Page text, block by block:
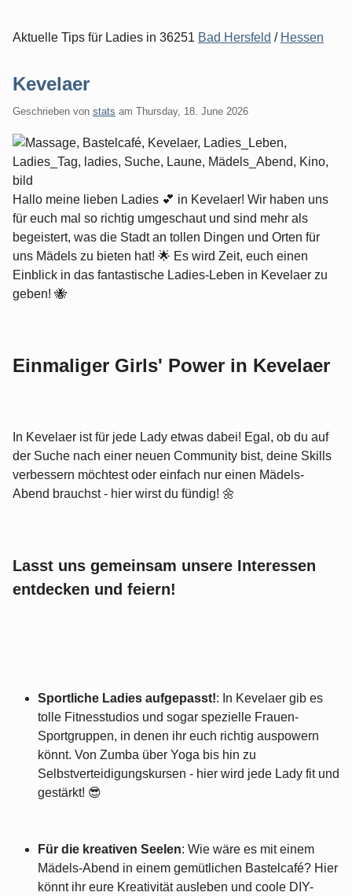
Aktuelle Tips für Ladies in 36251 Bad Hersfeld / Hessen
Kevelaer
Geschrieben von stats am Thursday, 18. June 2026
Hallo meine lieben Ladies 💕 in Kevelaer! Wir haben uns
für euch mal so richtig umgeschaut und sind mehr als
begeistert, was die Stadt an tollen Dingen und Orten für
uns Mädels zu bieten hat! 🌟 Es wird Zeit, euch einen
Einblick in das fantastische Ladies-Leben in Kevelaer zu
geben! 🐝
Einmaliger Girls' Power in Kevelaer
In Kevelaer ist für jede Lady etwas dabei! Egal, ob du auf
der Suche nach einer neuen Community bist, deine Skills
verbessern möchtest oder einfach nur einen Mädels-
Abend brauchst - hier wirst du fündig! 🌼
Lasst uns gemeinsam unsere Interessen
entdecken und feiern!
Sportliche Ladies aufgepasst!: In Kevelaer gib es
tolle Fitnesstudios und sogar spezielle Frauen-
Sportgruppen, in denen ihr euch richtig auspowern
könnt. Von Zumba über Yoga bis hin zu
Selbstverteidigungskursen - hier wird jede Lady fit und
gestärkt! 😎
Für die kreativen Seelen: Wie wäre es mit einem
Mädels-Abend in einem gemütlichen Bastelcafé? Hier
könnt ihr eure Kreativität ausleben und coole DIY-